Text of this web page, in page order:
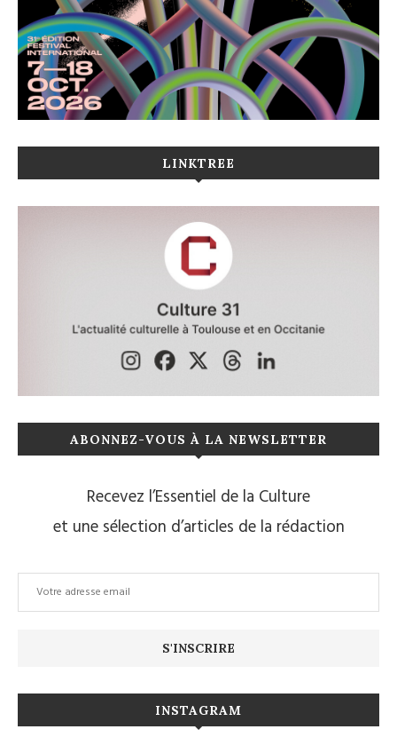
LINKTREE
ABONNEZ-VOUS À LA NEWSLETTER
Recevez l’Essentiel de la Culture
et une sélection d’articles de la rédaction
INSTAGRAM